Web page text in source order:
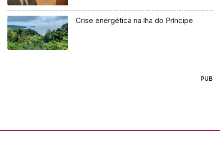
Crise energética na lha do Príncipe
PUB